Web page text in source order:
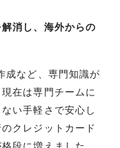
消し、海外からの
成など、専門知識が
在は専門チームに
い手軽さで安心し
クレジットカード
段に増えました。